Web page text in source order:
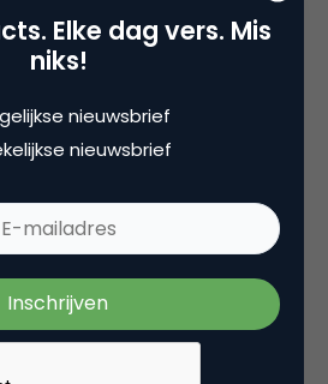
dat dit voortaan ook op
Elke dag vers. Mis
niks!
nieuwsbrief
nieuwsbrief